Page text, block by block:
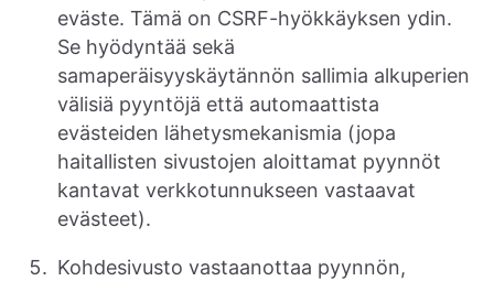
eväste. Tämä on CSRF-hyökkäyksen ydin.
Se hyödyntää sekä
samaperäisyyskäytännön sallimia alkuperien
välisiä pyyntöjä että automaattista
evästeiden lähetysmekanismia (jopa
haitallisten sivustojen aloittamat pyynnöt
kantavat verkkotunnukseen vastaavat
evästeet).
Kohdesivusto vastaanottaa pyynnön,